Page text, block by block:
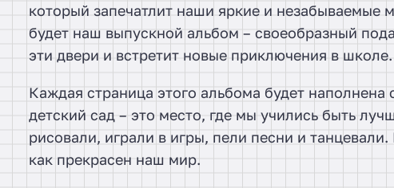
который запечатлит наши яркие и незабываемые
будет наш выпускной альбом – своеобразный
эти двери и встретит новые приключения в школе.
Каждая страница этого альбома будет
детский сад – это место, где мы учились быть
рисовали, играли в игры, пели песни и
как прекрасен наш мир.